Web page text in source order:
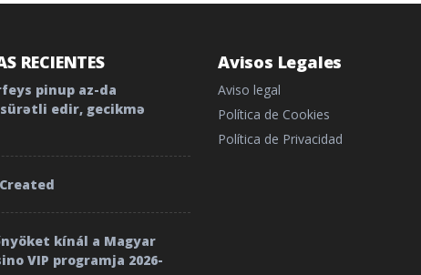
RECIENTES
pinup az-da
sürətli edir, gecikmə
kínál a Magyar
VIP programja 2026-
Avisos Legales
Aviso legal
Política de Cookies
Política de Privacidad